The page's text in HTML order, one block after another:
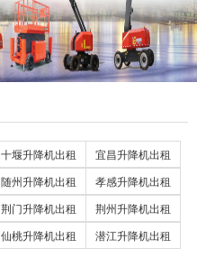
十堰升降机出租
宜昌升降机出租
随州升降机出租
孝感升降机出租
荆门升降机出租
荆州升降机出租
仙桃升降机出租
潜江升降机出租